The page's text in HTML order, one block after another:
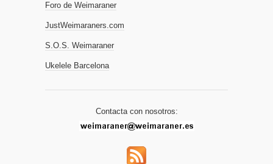
Foro de Weimaraner
JustWeimaraners.com
S.O.S. Weimaraner
Ukelele Barcelona
Contacta con nosotros: